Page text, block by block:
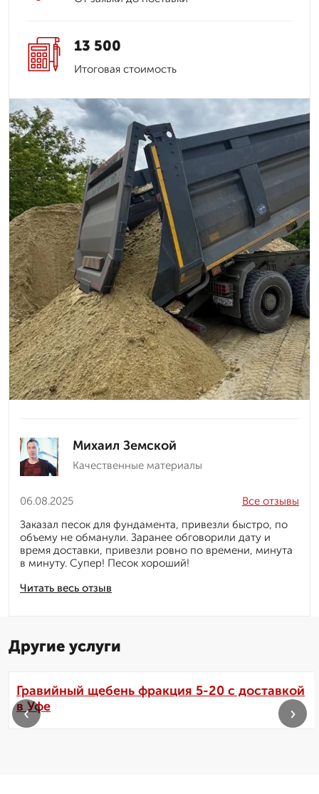
13 500
Итоговая стоимость
Михаил Земской
Качественные материалы
06.08.2025
Читать весь отзыв
Все отзывы
Заказал песок для фундамента, привезли быстро, по
объему не обманули. Заранее обговорили дату и
время доставки, привезли ровно по времени, минута
в минуту. Супер! Песок хороший!
Другие услуги
Гравийный щебень фракция 5-20 с доставкой
в Уфе
‹ ›